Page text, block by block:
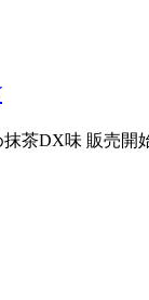
抹茶DX味 販売開